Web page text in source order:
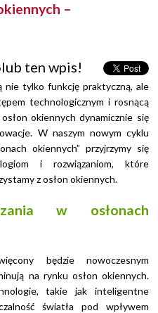
–
ten wpis!
nie tylko funkcję praktyczną, ale
technologicznym i rosnącą
okiennych dynamicznie się
W naszym nowym cyklu
okiennych” przyjrzymy się
i rozwiązaniom, które
z osłon okiennych.
w osłonach
będzie nowoczesnym
na rynku osłon okiennych.
takie jak inteligentne
światła pod wpływem